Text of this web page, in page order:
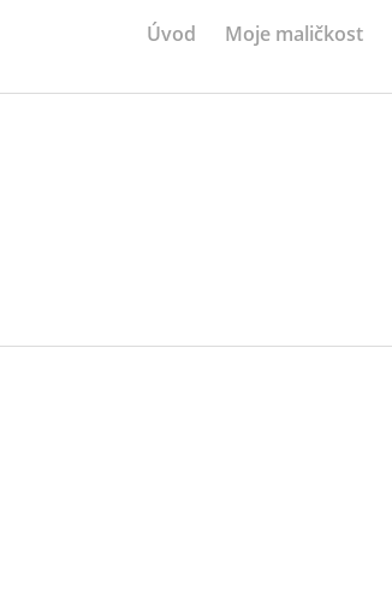
Úvod Moje maličkost